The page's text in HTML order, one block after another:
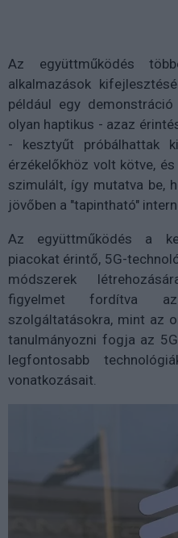
Az együttműködés
alkalmazások
például egy
olyan haptikus - azaz
- kesztyűt próbálhattak
érzékelőkhöz volt kötve,
szimulált, így mutatva be,
jövőben a "tapintható"
Az együttműködés a
piacokat érintő, 5G-
módszerek
figyelmet fordítva
szolgáltatásokra, mint az
tanulmányozni fogja az
legfontosabb
vonatkozásait.